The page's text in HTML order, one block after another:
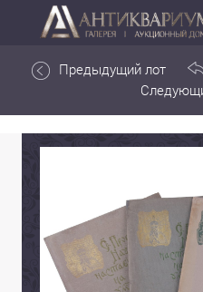
Предыдущий лот